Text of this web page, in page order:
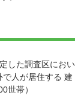
した調査区におい
人が居住する 建
世帯）